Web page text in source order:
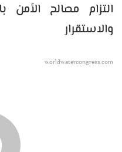
التزام مصالح الأمن
worldwatercongress.com